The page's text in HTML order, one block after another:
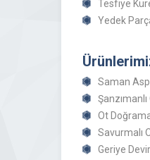
Tesfiye
Yedek
Saman
Ot
Savurmalı
Geriye